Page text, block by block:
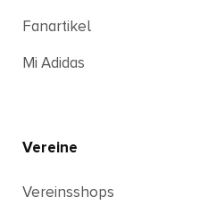
Fanartikel
Mi Adidas
Vereine
Vereinsshops